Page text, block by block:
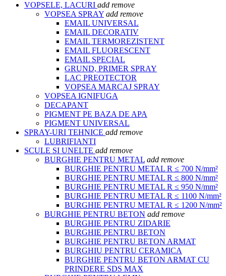
VOPSELE, LACURI add remove
VOPSEA SPRAY add remove
EMAIL UNIVERSAL
EMAIL DECORATIV
EMAIL TERMOREZISTENT
EMAIL FLUORESCENT
EMAIL SPECIAL
GRUND, PRIMER SPRAY
LAC PREOTECTOR
VOPSEA MARCAJ SPRAY
VOPSEA IGNIFUGA
DECAPANT
PIGMENT PE BAZA DE APA
PIGMENT UNIVERSAL
SPRAY-URI TEHNICE add remove
LUBRIFIANTI
SCULE SI UNELTE add remove
BURGHIE PENTRU METAL add remove
BURGHIE PENTRU METAL R ≤ 700 N/mm²
BURGHIE PENTRU METAL R ≤ 800 N/mm²
BURGHIE PENTRU METAL R ≤ 950 N/mm²
BURGHIE PENTRU METAL R ≤ 1100 N/mm²
BURGHIE PENTRU METAL R ≤ 1200 N/mm²
BURGHIE PENTRU BETON add remove
BURGHIE PENTRU ZIDARIE
BURGHIE PENTRU BETON
BURGHIE PENTRU BETON ARMAT
BURGHIU PENTRU CERAMICA
BURGHIE PENTRU BETON ARMAT CU
PRINDERE SDS MAX